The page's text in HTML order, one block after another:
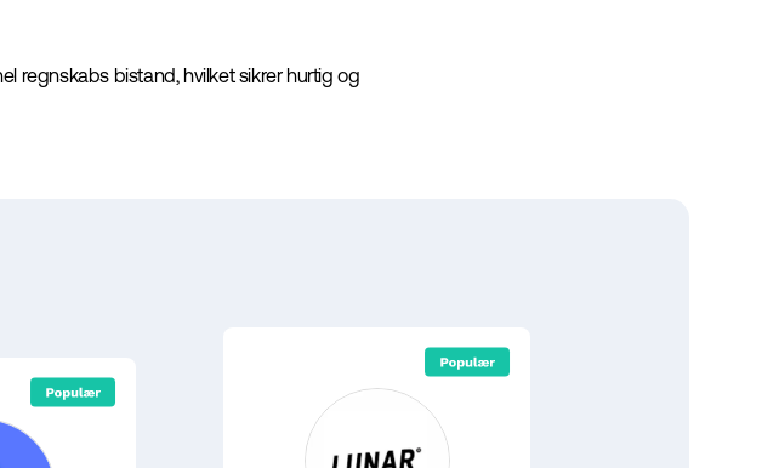
regnskabs bistand, hvilket sikrer hurtig og